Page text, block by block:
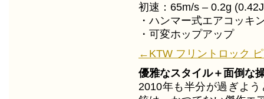
初速：65m/s – 0.2g
・ハンマー式エアコッキ
・可変ホップアップ
←KTW フリントロック
優雅なスタイル＋面倒な
2010年も半分が過ぎよ